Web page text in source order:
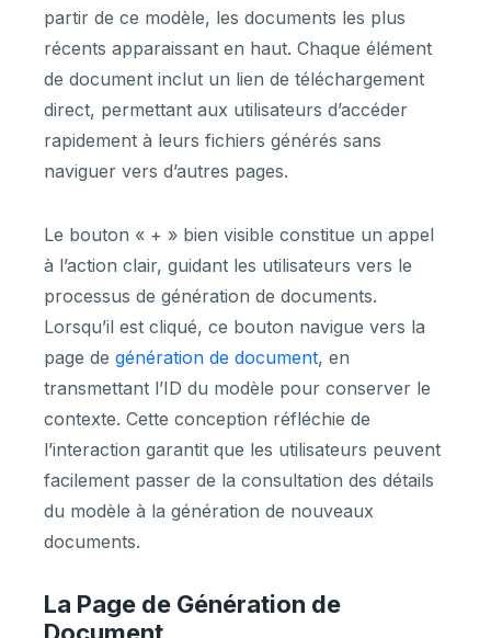
partir de ce modèle, les documents les plus
récents apparaissant en haut. Chaque élément
de document inclut un lien de téléchargement
direct, permettant aux utilisateurs d’accéder
rapidement à leurs fichiers générés sans
naviguer vers d’autres pages.
Le bouton « + » bien visible constitue un appel
à l’action clair, guidant les utilisateurs vers le
processus de génération de documents.
Lorsqu’il est cliqué, ce bouton navigue vers la
page de génération de document, en
transmettant l’ID du modèle pour conserver le
contexte. Cette conception réfléchie de
l’interaction garantit que les utilisateurs peuvent
facilement passer de la consultation des détails
du modèle à la génération de nouveaux
documents.
La Page de Génération de